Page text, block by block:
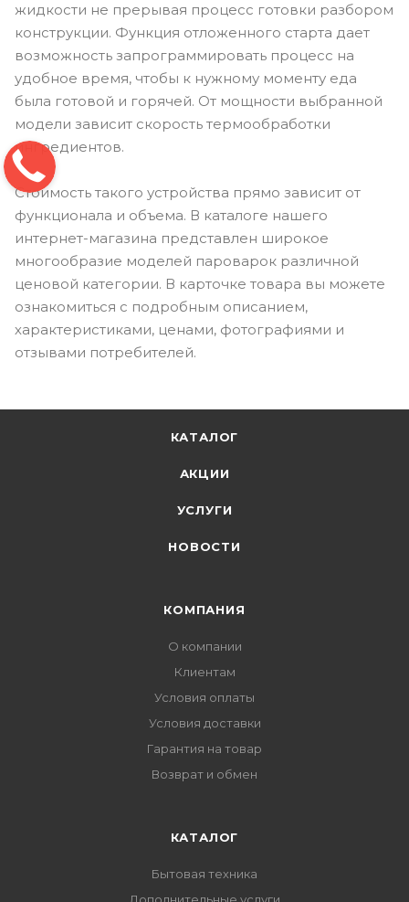
жидкости не прерывая процесс готовки разбором
конструкции. Функция отложенного старта дает
возможность запрограммировать процесс на
удобное время, чтобы к нужному моменту еда
была готовой и горячей. От мощности выбранной
модели зависит скорость термообработки
ингредиентов.
Стоимость такого устройства прямо зависит от
функционала и объема. В каталоге нашего
интернет-магазина представлен широкое
многообразие моделей пароварок различной
ценовой категории. В карточке товара вы можете
ознакомиться с подробным описанием,
характеристиками, ценами, фотографиями и
отзывами потребителей.
КАТАЛОГ
АКЦИИ
УСЛУГИ
НОВОСТИ
КОМПАНИЯ
О компании
Клиентам
Условия оплаты
Условия доставки
Гарантия на товар
Возврат и обмен
КАТАЛОГ
Бытовая техника